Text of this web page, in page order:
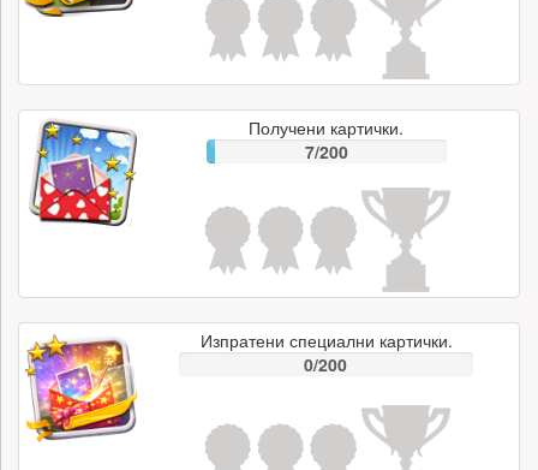
Получени картички.
7/200
Изпратени специални картички.
0/200